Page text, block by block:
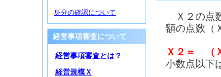
Ｘ２の点
額の点数（
Ｘ２＝ （
小数点以
身分の確認について
経営事項審査について
経営事項審査とは？
経営規模Ｘ